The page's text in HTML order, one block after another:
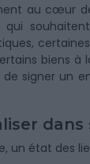
au cœur
biens à
signer un
un état des